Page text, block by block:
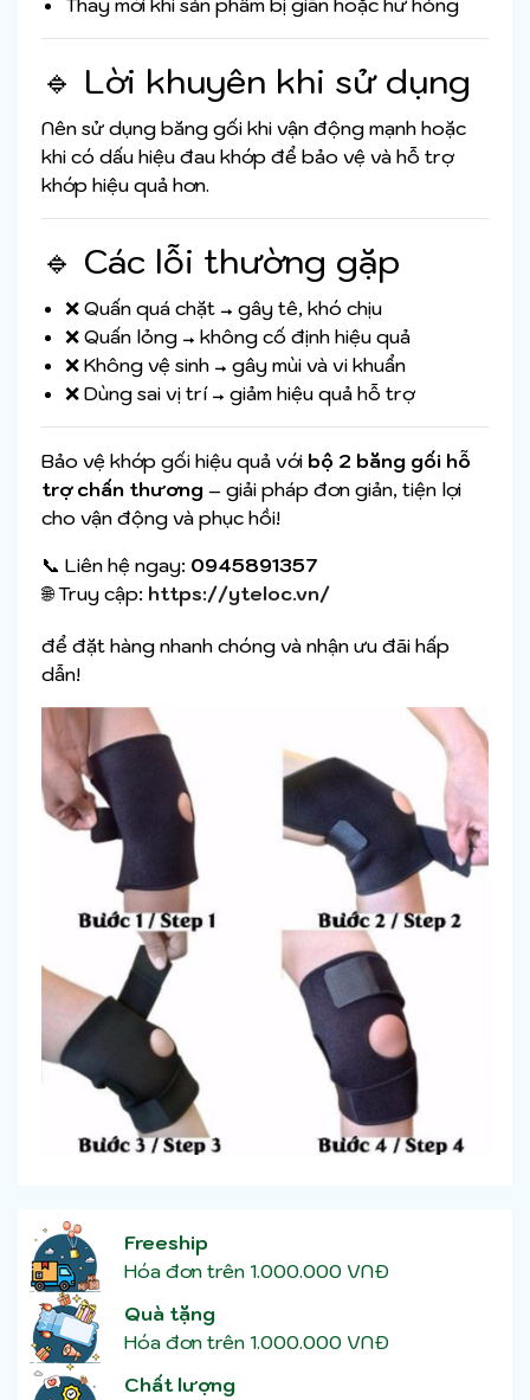
Thay mới khi sản phẩm bị giãn hoặc hư hỏng
🔹 Lời khuyên khi sử dụng
Nên sử dụng băng gối khi vận động mạnh hoặc
khi có dấu hiệu đau khớp để bảo vệ và hỗ trợ
khớp hiệu quả hơn.
🔹 Các lỗi thường gặp
❌ Quấn quá chặt → gây tê, khó chịu
❌ Quấn lỏng → không cố định hiệu quả
❌ Không vệ sinh → gây mùi và vi khuẩn
❌ Dùng sai vị trí → giảm hiệu quả hỗ trợ
Bảo vệ khớp gối hiệu quả với bộ 2 băng gối hỗ
trợ chấn thương – giải pháp đơn giản, tiện lợi
cho vận động và phục hồi!
📞 Liên hệ ngay: 0945891357
🌐 Truy cập: https://yteloc.vn/
để đặt hàng nhanh chóng và nhận ưu đãi hấp
dẫn!
Freeship
Hóa đơn trên 1.000.000 VNĐ
Quà tặng
Hóa đơn trên 1.000.000 VNĐ
Chất lượng